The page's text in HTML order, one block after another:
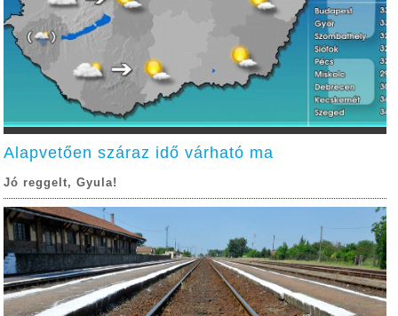
Alapvetően száraz idő várható ma
Jó reggelt, Gyula!